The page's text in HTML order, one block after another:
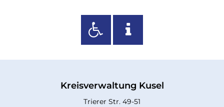
Kreisverwaltung Kusel
Trierer Str. 49-51